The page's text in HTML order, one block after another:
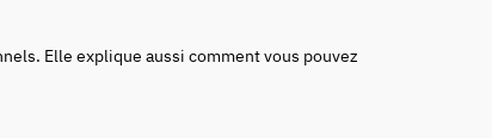
Elle explique aussi comment vous pouvez